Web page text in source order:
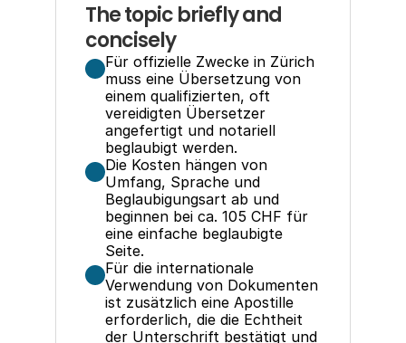
The topic briefly and
concisely
Für offizielle Zwecke in Zürich
muss eine Übersetzung von
einem qualifizierten, oft
vereidigten Übersetzer
angefertigt und notariell
beglaubigt werden.
Die Kosten hängen von
Umfang, Sprache und
Beglaubigungsart ab und
beginnen bei ca. 105 CHF für
eine einfache beglaubigte
Seite.
Für die internationale
Verwendung von Dokumenten
ist zusätzlich eine Apostille
erforderlich, die die Echtheit
der Unterschrift bestätigt und